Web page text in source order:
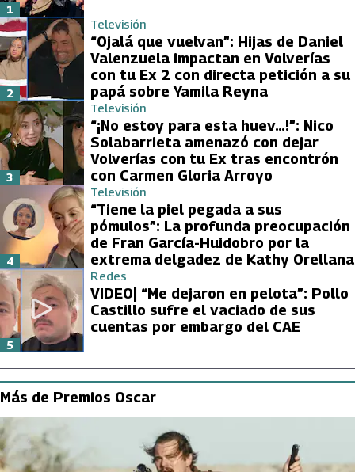
1
Televisión
“Ojalá que vuelvan”: Hijas de Daniel
Valenzuela impactan en Volverías
con tu Ex 2 con directa petición a su
papá sobre Yamila Reyna
2
Televisión
“¡No estoy para esta huev…!”: Nico
Solabarrieta amenazó con dejar
Volverías con tu Ex tras encontrón
con Carmen Gloria Arroyo
3
Televisión
“Tiene la piel pegada a sus
pómulos”: La profunda preocupación
de Fran García-Huidobro por la
extrema delgadez de Kathy Orellana
4
Redes
VIDEO| “Me dejaron en pelota”: Pollo
Castillo sufre el vaciado de sus
cuentas por embargo del CAE
5
Más de Premios Oscar